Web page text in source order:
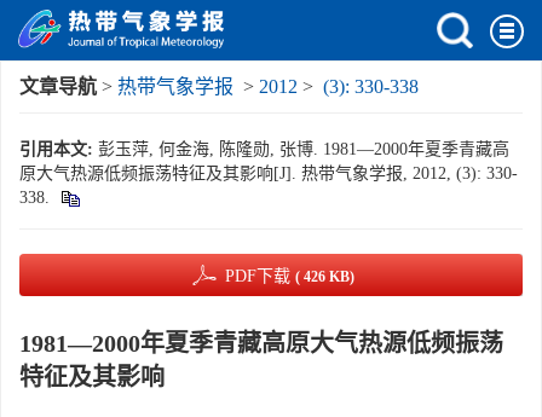
文章导航 > 热带气象学报 > 2012 > (3): 330-338
引用本文: 彭玉萍, 何金海, 陈隆勋, 张博. 1981—2000年夏季青藏高
原大气热源低频振荡特征及其影响[J]. 热带气象学报, 2012, (3): 330-
338.
PDF下载 ( 426 KB)
1981—2000年夏季青藏高原大气热源低频振荡
特征及其影响